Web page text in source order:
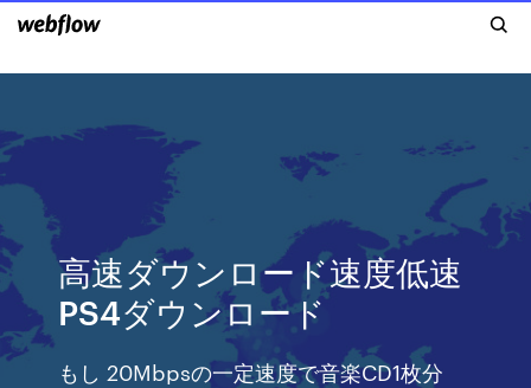
高速ダウンロード速度低速
PS4ダウンロード
もし 20Mbpsの一定速度で音楽CD1枚分